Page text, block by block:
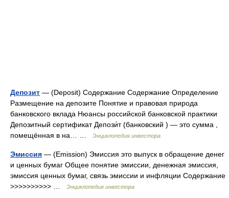
Депозит — (Deposit) Содержание Содержание Определение
Размещение на депозите Понятие и правовая природа
банковского вклада Нюансы российской банковской практики
Депозитный сертификат Депози́т (банковский ) — это сумма ,
помещённая в на… …
Энциклопедия инвестора
Эмиссия — (Emission) Эмиссия это выпуск в обращение денег
и ценных бумаг Общее понятие эмиссии, денежная эмиссия,
эмиссия ценных бумаг, связь эмиссии и инфляции Содержание
>>>>>>>>>> …
Энциклопедия инвестора